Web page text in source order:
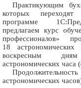
Практикующим
которых
программе
предлагаем курс
профессионалов»
18
воскресным
астрономических часа
астрономических